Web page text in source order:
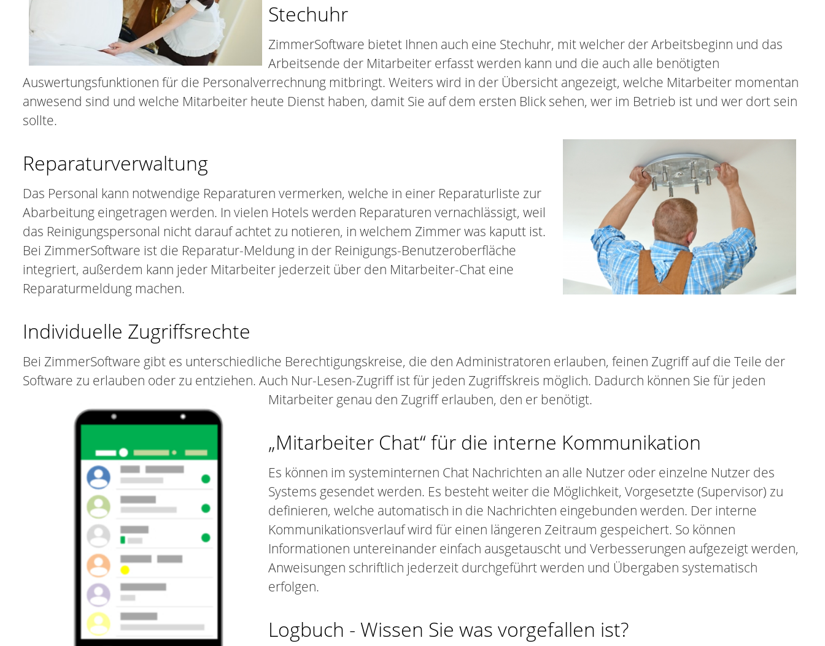
Stechuhr
ZimmerSoftware bietet Ihnen auch eine Stechuhr, mit welcher der Arbeitsbeginn und das
Arbeitsende der Mitarbeiter erfasst werden kann und die auch alle benötigten
Auswertungsfunktionen für die Personalverrechnung mitbringt. Weiters wird in der Übersicht angezeigt, welche Mitarbeiter momentan
anwesend sind und welche Mitarbeiter heute Dienst haben, damit Sie auf dem ersten Blick sehen, wer im Betrieb ist und wer dort sein
sollte.
Reparaturverwaltung
Das Personal kann notwendige Reparaturen vermerken, welche in einer Reparaturliste zur
Abarbeitung eingetragen werden. In vielen Hotels werden Reparaturen vernachlässigt, weil
das Reinigungspersonal nicht darauf achtet zu notieren, in welchem Zimmer was kaputt ist.
Bei ZimmerSoftware ist die Reparatur-Meldung in der Reinigungs-Benutzeroberfläche
integriert, außerdem kann jeder Mitarbeiter jederzeit über den Mitarbeiter-Chat eine
Reparaturmeldung machen.
Individuelle Zugriffsrechte
Bei ZimmerSoftware gibt es unterschiedliche Berechtigungskreise, die den Administratoren erlauben, feinen Zugriff auf die Teile der
Software zu erlauben oder zu entziehen. Auch Nur-Lesen-Zugriff ist für jeden Zugriffskreis möglich. Dadurch können Sie für jeden
Mitarbeiter genau den Zugriff erlauben, den er benötigt.
„Mitarbeiter Chat“ für die interne Kommunikation
Es können im systeminternen Chat Nachrichten an alle Nutzer oder einzelne Nutzer des
Systems gesendet werden. Es besteht weiter die Möglichkeit, Vorgesetzte (Supervisor) zu
definieren, welche automatisch in die Nachrichten eingebunden werden. Der interne
Kommunikationsverlauf wird für einen längeren Zeitraum gespeichert. So können
Informationen untereinander einfach ausgetauscht und Verbesserungen aufgezeigt werden,
Anweisungen schriftlich jederzeit durchgeführt werden und Übergaben systematisch
erfolgen.
Logbuch - Wissen Sie was vorgefallen ist?